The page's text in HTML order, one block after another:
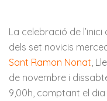
La celebració de
dels set novicis
Sant Ramon Nonat ,
de novembre i
9,00h, comptant el